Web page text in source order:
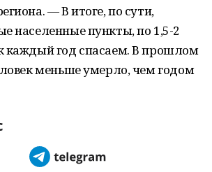
— В итоге, по сути,
населенные пункты, по 1,5-2
каждый год спасаем. В прошлом
меньше умерло, чем годом